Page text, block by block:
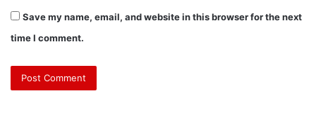
Save my name, email, and website in this browser for the next
time I comment.